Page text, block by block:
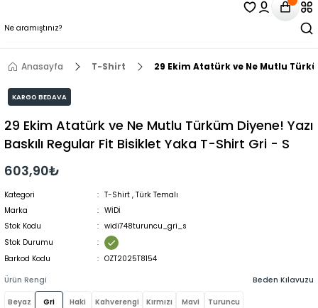
Anasayfa T-Shirt 29 Ekim Atatürk ve Ne Mutlu
KARGO BEDAVA
29 Ekim Atatürk ve Ne Mutlu Türküm Diyene! Yazı
Baskılı Regular Fit Bisiklet Yaka T-Shirt Gri - S
603,90₺
Kategori T-Shirt , Türk Temalı
Marka
WİDİ
Stok Kodu
widi748turuncu_gri_s
Stok Durumu
Barkod Kodu
OZT2025T8154
Ürün Rengi
Beyaz Gri Haki Kahverengi Kırmızı Mavi Turuncu
Beden Kılavuzu